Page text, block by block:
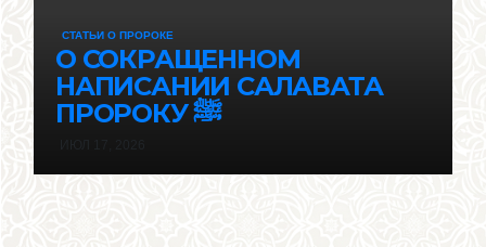
СТАТЬИ О ПРОРОКЕ
О СОКРАЩЕННОМ
НАПИСАНИИ САЛАВАТА
ПРОРОКУ ﷺ